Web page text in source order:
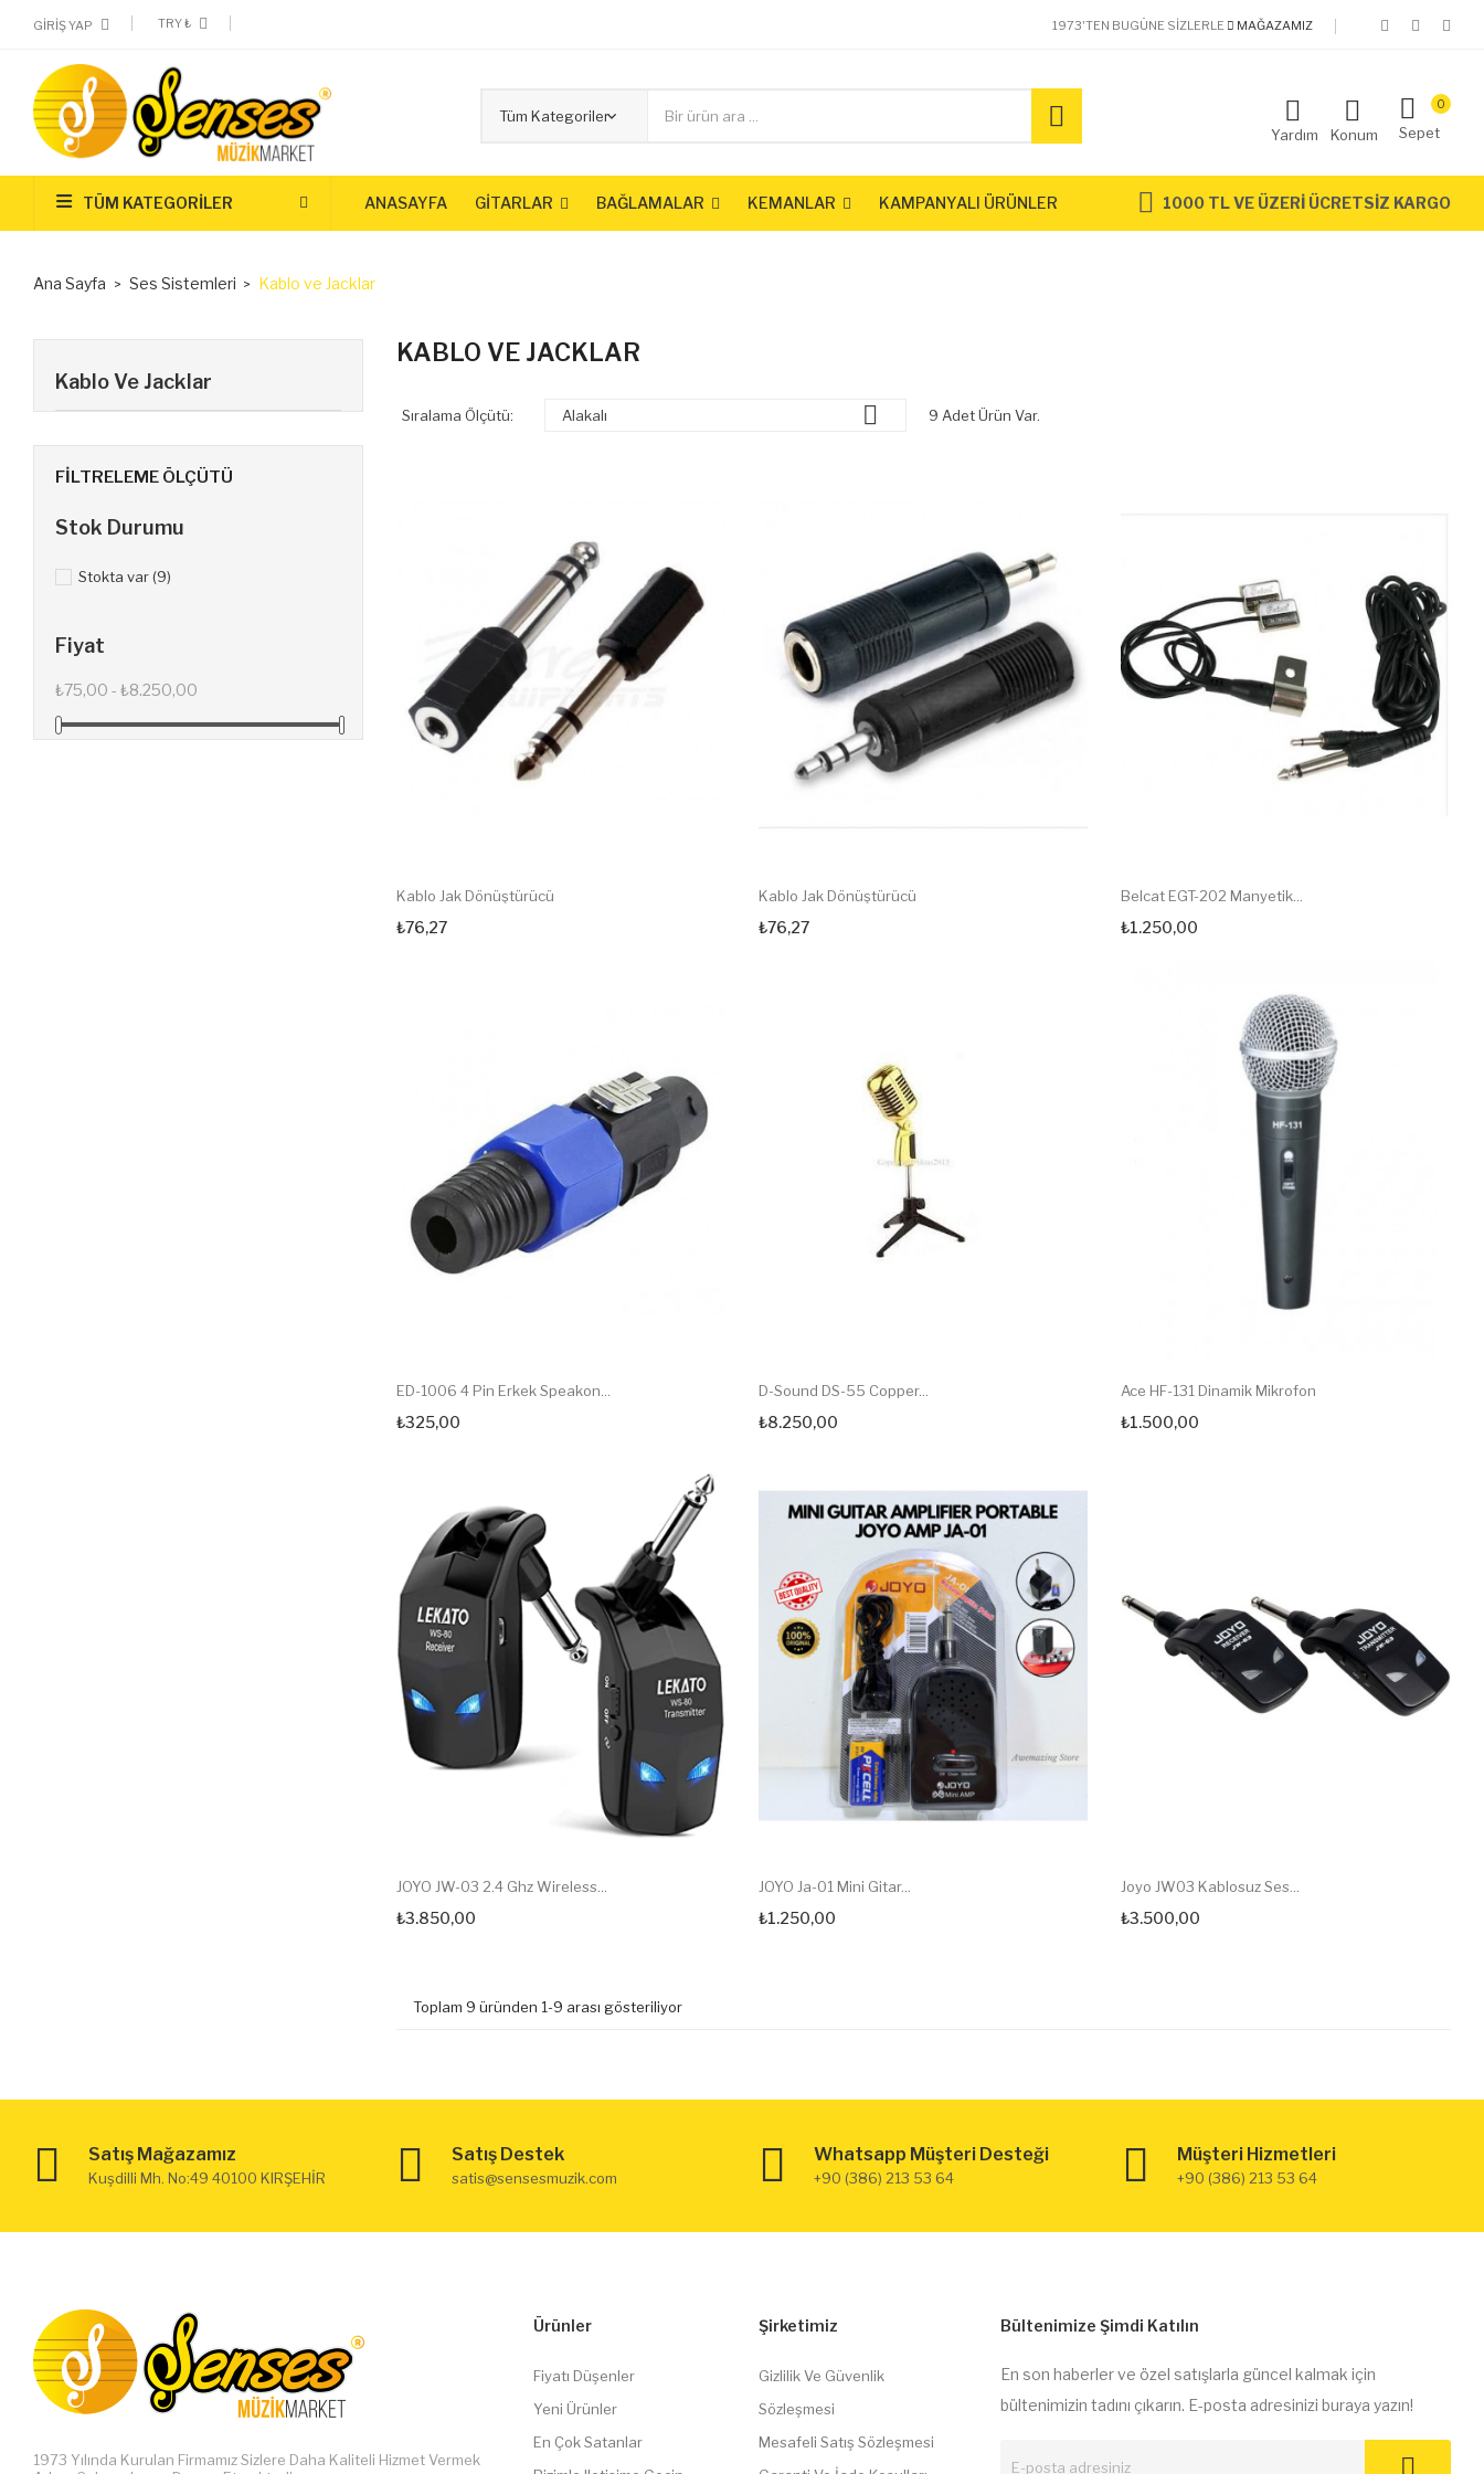
1973'TEN BUGÜNE SIZLERLE MAĞAZAMIZ
GIRIŞ YAP TRY ₺
Sepet
0
Yardım Konum
TÜM KATEGORILER ANASAYFA GİTARLAR BAĞLAMALAR KEMANLAR KAMPANYALI ÜRÜNLER 1000 TL VE ÜZERİ ÜCRETSİZ KARGO
Ana Sayfa Ses Sistemleri Kablo ve Jacklar
Kablo Ve Jacklar
FILTRELEME ÖLÇÜTÜ
Stok Durumu
Stokta var (9)
Fiyat
₺75,00 - ₺8.250,00
KABLO VE JACKLAR
Sıralama Ölçütü: Alakalı  9 Adet Ürün Var.
Kablo Jak Dönüştürücü
₺76,27
Kablo Jak Dönüştürücü
₺76,27
Belcat EGT-202 Manyetik...
₺1.250,00
ED-1006 4 Pin Erkek Speakon...
₺325,00
D-Sound DS-55 Copper...
₺8.250,00
Ace HF-131 Dinamik Mikrofon
₺1.500,00
JOYO JW-03 2.4 Ghz Wireless...
₺3.850,00
JOYO Ja-01 Mini Gitar...
₺1.250,00
Joyo JW03 Kablosuz Ses...
₺3.500,00
Toplam 9 üründen 1-9 arası gösteriliyor
Satış Mağazamız
Kuşdilli Mh. No:49 40100 KIRŞEHİR
Satış Destek
satis@sensesmuzik.com
Whatsapp Müşteri Desteği
+90 (386) 213 53 64
Müşteri Hizmetleri
+90 (386) 213 53 64
1973 Yılında Kurulan Firmamız Sizlere Daha Kaliteli Hizmet Vermek
Ürünler
Fiyatı Düşenler
Yeni Ürünler
En Çok Satanlar
Şirketimiz
Gizlilik Ve Güvenlik
Sözleşmesi
Mesafeli Satış Sözleşmesi
Bültenimize Şimdi Katılın
En son haberler ve özel satışlarla güncel kalmak için
bültenimizin tadını çıkarın. E-posta adresinizi buraya yazın!